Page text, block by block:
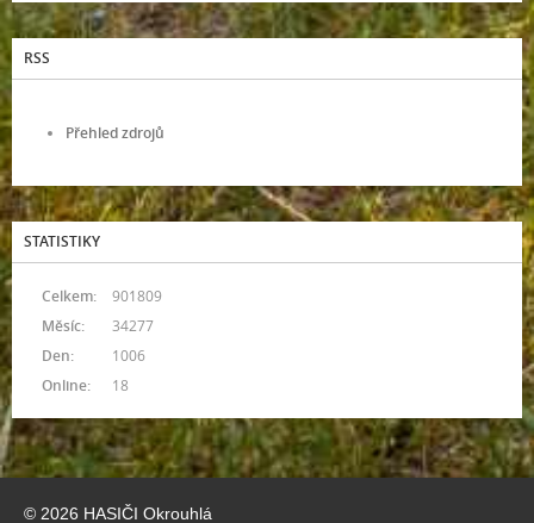
RSS
Přehled zdrojů
STATISTIKY
Online: 18
Celkem:
901809
Měsíc:
34277
Den:
1006
© 2026 HASIČI Okrouhlá